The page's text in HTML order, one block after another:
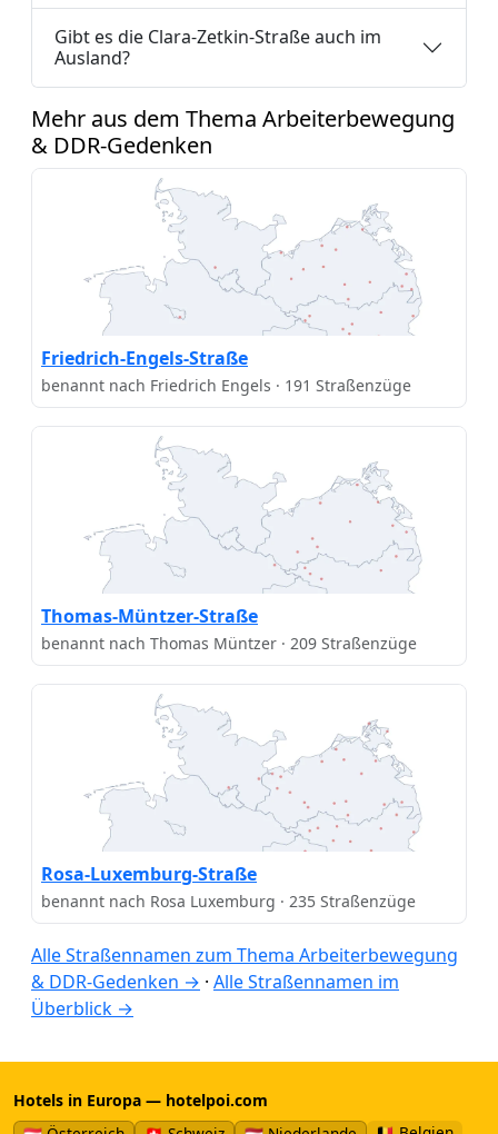
Gibt es die Clara-Zetkin-Straße auch im
Ausland?
Mehr aus dem Thema Arbeiterbewegung
& DDR-Gedenken
Friedrich-Engels-Straße
benannt nach Friedrich Engels · 191 Straßenzüge
Thomas-Müntzer-Straße
benannt nach Thomas Müntzer · 209 Straßenzüge
Rosa-Luxemburg-Straße
benannt nach Rosa Luxemburg · 235 Straßenzüge
Alle Straßennamen zum Thema Arbeiterbewegung
& DDR-Gedenken → · Alle Straßennamen im
Überblick →
Hotels in Europa — hotelpoi.com